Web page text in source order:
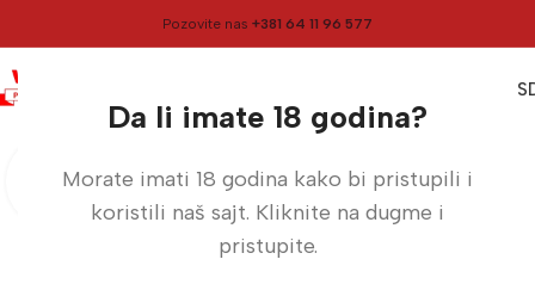
Da li imate 18 godina?
Morate imati 18 godina kako bi pristupili i
koristili naš sajt. Kliknite na dugme i
pristupite.
Pozovite nas +381 64 11 96 577
Meni
Početna Vatrometi